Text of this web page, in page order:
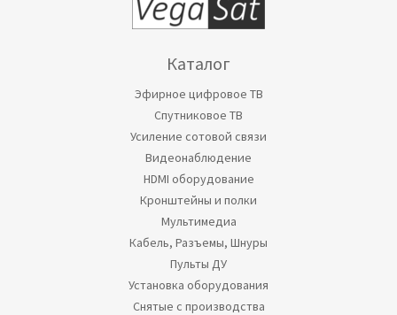
Каталог
Эфирное цифровое ТВ
Спутниковое ТВ
Усиление сотовой связи
Видеонаблюдение
HDMI оборудование
Кронштейны и полки
Мультимедиа
Кабель, Разъемы, Шнуры
Пульты ДУ
Установка оборудования
Снятые с производства